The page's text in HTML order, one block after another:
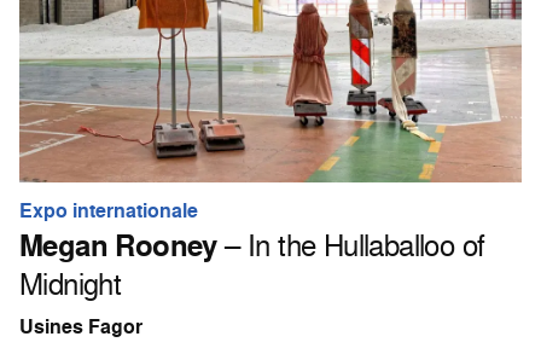
Expo internationale
Megan Rooney– In the Hullaballoo of
Midnight
Usines Fagor